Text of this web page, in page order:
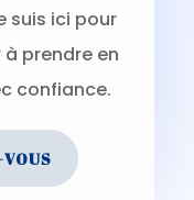
suis ici pour
prendre en
confiance.